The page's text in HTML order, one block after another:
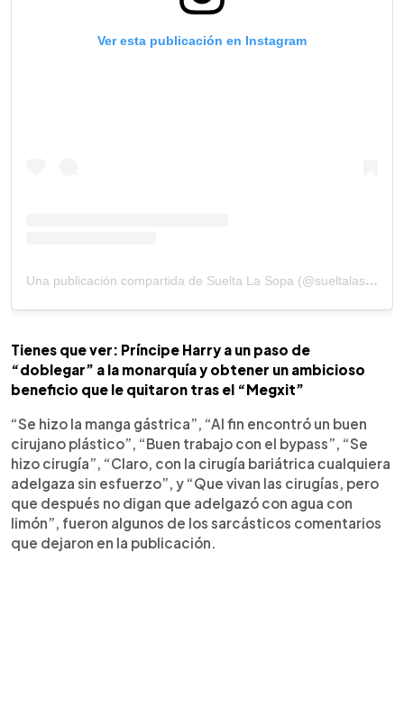
Ver esta publicación en Instagram
Una publicación compartida de Suelta La Sopa (@sueltalasopatv)
Tienes que ver: Príncipe Harry a un paso de
“doblegar” a la monarquía y obtener un ambicioso
beneficio que le quitaron tras el “Megxit”
“Se hizo la manga gástrica”, “Al fin encontró un buen
cirujano plástico”, “Buen trabajo con el bypass”, “Se
hizo cirugía”, “Claro, con la cirugía bariátrica cualquiera
adelgaza sin esfuerzo”, y “Que vivan las cirugías, pero
que después no digan que adelgazó con agua con
limón”, fueron algunos de los sarcásticos comentarios
que dejaron en la publicación.